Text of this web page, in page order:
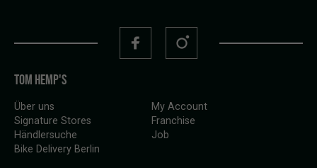
TOM HEMP'S
Über uns
Signature Stores
Händlersuche
Bike Delivery Berlin
My Account
Franchise
Job